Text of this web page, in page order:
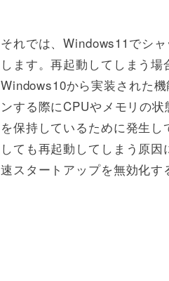
それでは、Windows11でシ
します。再起動してしまう場
Windows10から実装された
ンする際にCPUやメモリの
を保持しているために発生
しても再起動してしまう原
速スタートアップを無効化す